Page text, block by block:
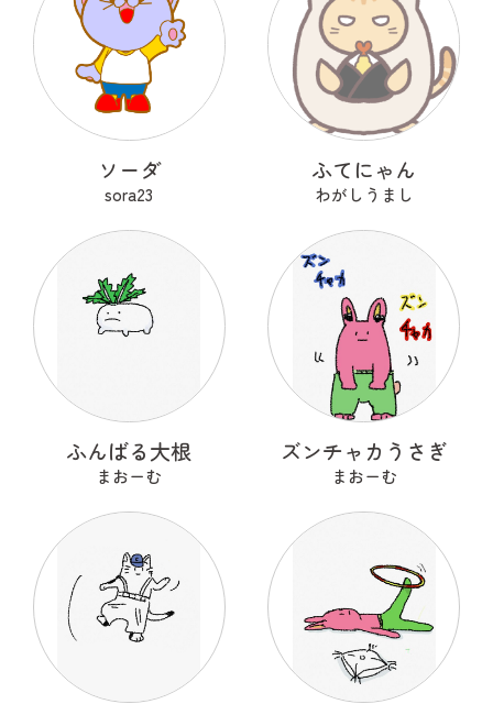
ソーダ
sora23
ふてにゃん
わがしうまし
ふんばる大根
まおーむ
ズンチャカうさぎ
まおーむ